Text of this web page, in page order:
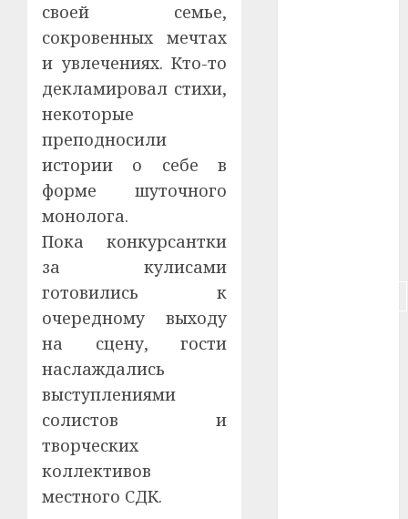
своей семье,
сокровенных мечтах
и увлечениях. Кто-то
декламировал стихи,
некоторые
преподносили
истории о себе в
форме шуточного
монолога.
Пока конкурсантки
за кулисами
готовились к
очередному выходу
на сцену, гости
наслаждались
выступлениями
солистов и
творческих
коллективов
местного СДК.